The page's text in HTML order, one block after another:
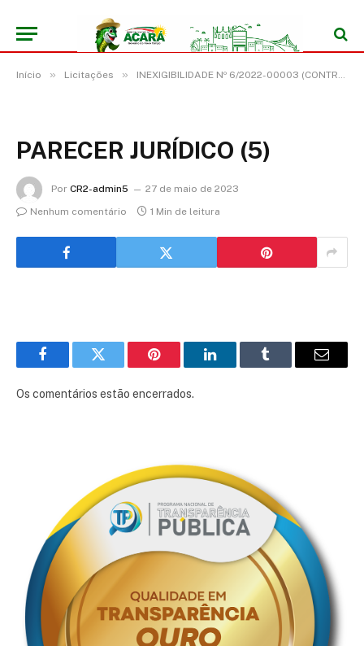
Início » Licitações » INEXIGIBILIDADE Nº 6/2022-00003 (CONTRATAÇÃO DE SHOW ARTÍSTICO DO SURREAL CROCODILO “APARELHAGEM DE SOM” PARA AS COMEMORAÇÕES DO 147º ANIVERSÁRIO DO MUNICÍPIO DE ACARÁ/PA)
PARECER JURÍDICO (5)
Por CR2-admin5
27 de maio de 2023
Nenhum comentário
1 Min de leitura
FacebookTwitter Pinterest LinkedInTumblr
E-
Os comentários estão encerrados.